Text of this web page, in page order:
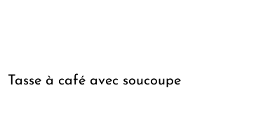
Tasse à café avec soucoupe